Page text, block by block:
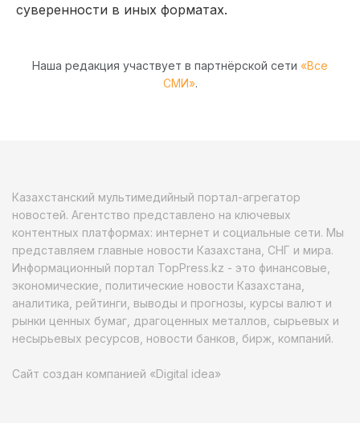
суверенности в иных форматах.
Наша редакция участвует в партнёрской сети «Все
СМИ».
Казахстанский мультимедийный портал-агрегатор
новостей. Агентство представлено на ключевых
контентных платформах: интернет и социальные сети. Мы
представляем главные новости Казахстана, СНГ и мира.
Информационный портал TopPress.kz - это финансовые,
экономические, политические новости Казахстана,
аналитика, рейтинги, выводы и прогнозы, курсы валют и
рынки ценных бумаг, драгоценных металлов, сырьевых и
несырьевых ресурсов, новости банков, бирж, компаний.
Сайт создан компанией «Digital idea»